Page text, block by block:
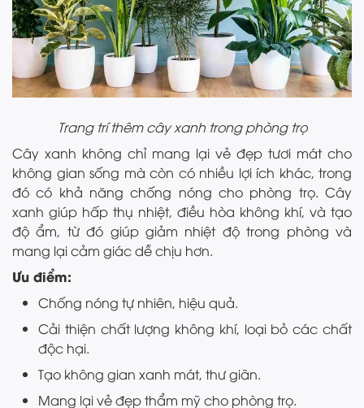
Trang trí thêm cây xanh trong phòng trọ
Cây xanh không chỉ mang lại vẻ đẹp tươi mát cho
không gian sống mà còn có nhiều lợi ích khác, trong
đó có khả năng chống nóng cho phòng trọ. Cây
xanh giúp hấp thụ nhiệt, điều hòa không khí, và tạo
độ ẩm, từ đó giúp giảm nhiệt độ trong phòng và
mang lại cảm giác dễ chịu hơn.
Ưu điểm:
Chống nóng tự nhiên, hiệu quả.
Cải thiện chất lượng không khí, loại bỏ các chất
độc hại.
Tạo không gian xanh mát, thư giãn.
Mang lại vẻ đẹp thẩm mỹ cho phòng trọ.